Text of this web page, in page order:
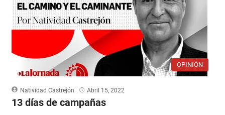
OPINIÓN
Natividad Castrejón Abril 15, 2022
13 días de campañas